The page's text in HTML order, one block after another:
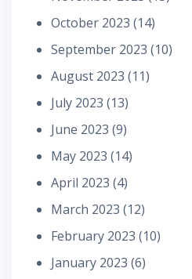
October 2023 (14)
September 2023 (10)
August 2023 (11)
July 2023 (13)
June 2023 (9)
May 2023 (14)
April 2023 (4)
March 2023 (12)
February 2023 (10)
January 2023 (6)